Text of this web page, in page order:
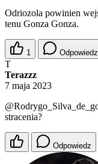
Odriozola powinien
tenu Gonza Gonza.
1 Odpowiedz
T
Terazzz
7 maja 2023
stracenia?
Odpowiedz